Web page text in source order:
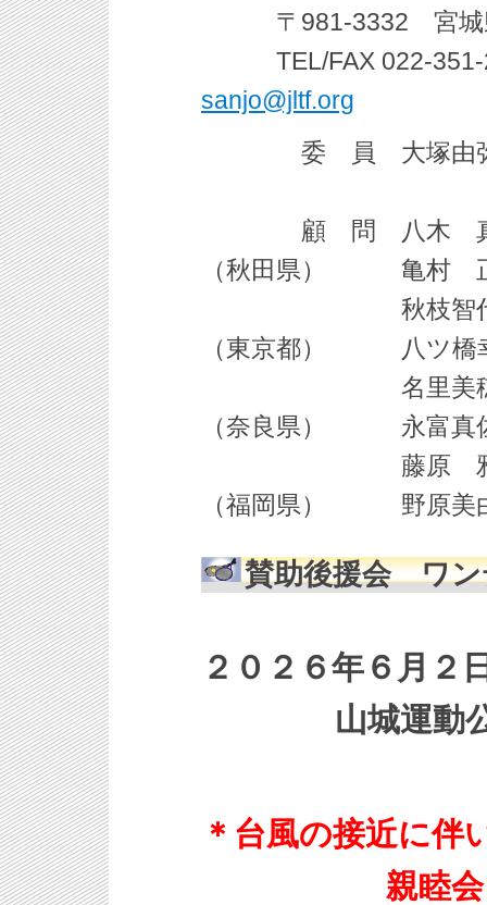
〒981-3332 宮城県
TEL/FAX 022-
sanjo@jltf.org
委 員 大塚由
顧 問 八木 真
（秋田県） 亀村 正
秋枝智代利
（東京都） 八ツ橋
名里美穂子（
（奈良県） 永富真
藤原 雅代（
（福岡県） 野原美
賛助後援会 ワ
２０２６年６月
山城運動
＊台風の接近に伴
親睦